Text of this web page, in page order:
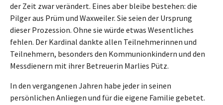
der Zeit zwar verändert. Eines aber bleibe bestehen: die
Pilger aus Prüm und Waxweiler. Sie seien der Ursprung
dieser Prozession. Ohne sie würde etwas Wesentliches
fehlen. Der Kardinal dankte allen Teilnehmerinnen und
Teilnehmern, besonders den Kommunionkindern und den
Messdienern mit ihrer Betreuerin Marlies Pütz.
In den vergangenen Jahren habe jeder in seinen
persönlichen Anliegen und für die eigene Familie gebetet.